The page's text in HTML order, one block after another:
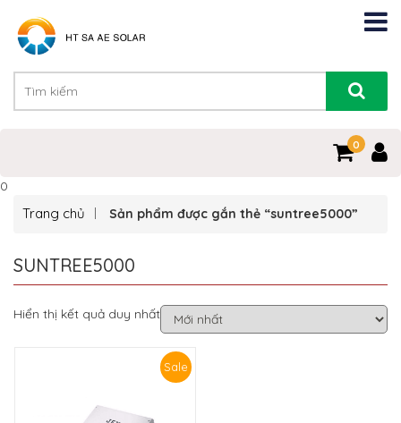
0
0
Trang chủ Sản phẩm được gắn thẻ “suntree5000”
SUNTREE5000
Hiển thị kết quả duy nhất
Sale